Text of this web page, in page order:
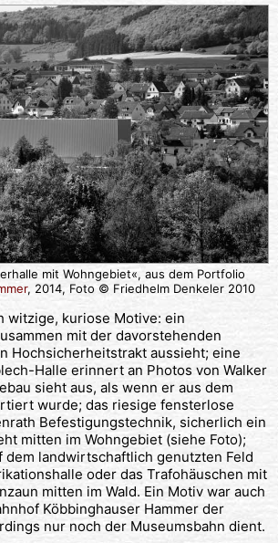
mit Wohngebiet«, aus dem Portfolio
, 2014, Foto © Friedhelm Denkeler 2010
witzige, kuriose Motive: ein
mit der davorstehenden
Hochsicherheitstrakt aussieht; eine
Halle erinnert an Photos von Walker
sieht aus, als wenn er aus dem
wurde; das riesige fensterlose
Befestigungstechnik, sicherlich ein
mitten im Wohngebiet (siehe Foto);
dem landwirtschaftlich genutzten Feld
oder das Trafohäuschen mit
mitten im Wald. Ein Motiv war auch
Köbbinghauser Hammer der
nur noch der Museumsbahn dient.